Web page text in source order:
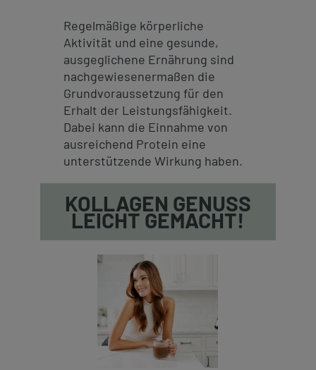
Regelmäßige körperliche
Aktivität und eine gesunde,
ausgeglichene Ernährung sind
nachgewiesenermaßen die
Grundvoraussetzung für den
Erhalt der Leistungsfähigkeit.
Dabei kann die Einnahme von
ausreichend Protein eine
unterstützende Wirkung haben.
KOLLAGEN GENUSS
LEICHT GEMACHT!